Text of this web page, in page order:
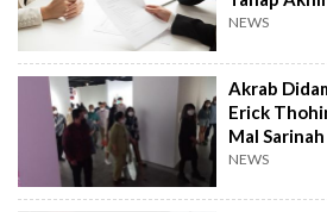
BUMN
NEWS
Akrab
Erick
Mal
NEWS